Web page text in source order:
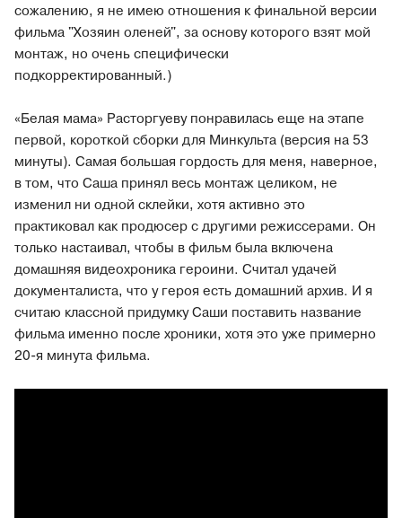
сожалению, я не имею отношения к финальной версии
фильма "Хозяин оленей", за основу которого взят мой
монтаж, но очень специфически
подкорректированный.)
«Белая мама» Расторгуеву понравилась еще на этапе
первой, короткой сборки для Минкульта (версия на 53
минуты). Самая большая гордость для меня, наверное,
в том, что Саша принял весь монтаж целиком, не
изменил ни одной склейки, хотя активно это
практиковал как продюсер с другими режиссерами. Он
только настаивал, чтобы в фильм была включена
домашняя видеохроника героини. Считал удачей
документалиста, что у героя есть домашний архив. И я
считаю классной придумку Саши поставить название
фильма именно после хроники, хотя это уже примерно
20-я минута фильма.